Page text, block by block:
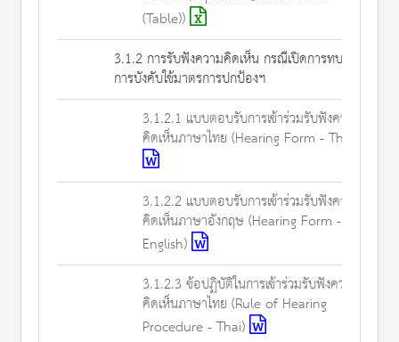
(Table))
3.1.2 การรับฟังความคิดเห็น กรณีเปิดการทบทวน
การบังคับใช้มาตรการปกป้องฯ
3.1.2.1 แบบตอบรับการเข้าร่วมรับฟังความ
คิดเห็นภาษาไทย (Hearing Form - Thai)
3.1.2.2 แบบตอบรับการเข้าร่วมรับฟังความ
คิดเห็นภาษาอังกฤษ (Hearing Form -
English)
3.1.2.3 ข้อปฏิบัติในการเข้าร่วมรับฟังความ
คิดเห็นภาษาไทย (Rule of Hearing
Procedure - Thai)